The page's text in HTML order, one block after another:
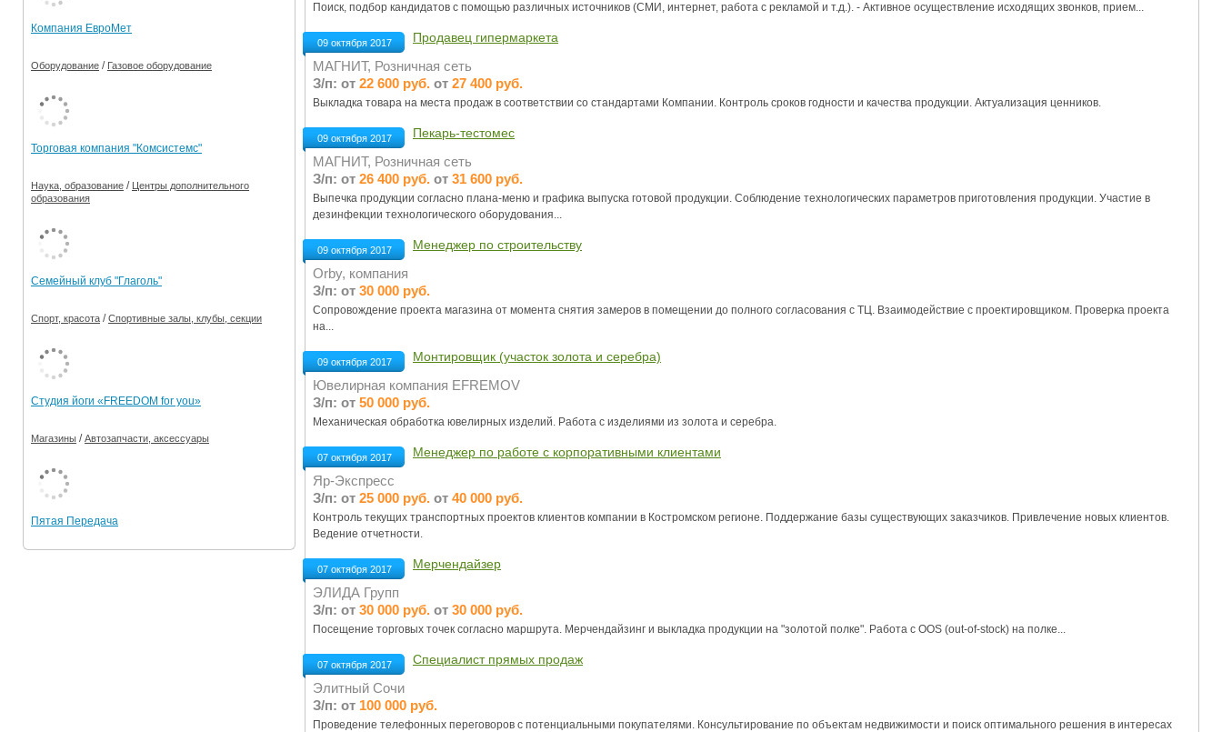
Поиск, подбор кандидатов с помощью различных источников (СМИ, интернет, работа с рекламой и т.д.). - Активное осуществление исходящих звонков, прием...
09 октября 2017 Продавец гипермаркета
МАГНИТ, Розничная сеть
З/п: от 22 600 руб. от 27 400 руб.
Выкладка товара на места продаж в соответствии со стандартами Компании. Контроль сроков годности и качества продукции. Актуализация ценников.
09 октября 2017 Пекарь-тестомес
МАГНИТ, Розничная сеть
З/п: от 26 400 руб. от 31 600 руб.
Выпечка продукции согласно плана-меню и графика выпуска готовой продукции. Соблюдение технологических параметров приготовления продукции. Участие в
дезинфекции технологического оборудования...
09 октября 2017 Менеджер по строительству
Orby, компания
З/п: от 30 000 руб.
Сопровождение проекта магазина от момента снятия замеров в помещении до полного согласования с ТЦ. Взаимодействие с проектировщиком. Проверка проекта
на...
09 октября 2017 Монтировщик (участок золота и серебра)
Ювелирная компания EFREMOV
З/п: от 50 000 руб.
Механическая обработка ювелирных изделий. Работа с изделиями из золота и серебра.
07 октября 2017 Менеджер по работе с корпоративными клиентами
Яр-Экспресс
З/п: от 25 000 руб. от 40 000 руб.
Контроль текущих транспортных проектов клиентов компании в Костромском регионе. Поддержание базы существующих заказчиков. Привлечение новых клиентов.
Ведение отчетности.
07 октября 2017 Мерчендайзер
ЭЛИДА Групп
З/п: от 30 000 руб. от 30 000 руб.
Посещение торговых точек согласно маршрута. Мерчендайзинг и выкладка продукции на "золотой полке". Работа с OOS (out-of-stock) на полке...
07 октября 2017 Специалист прямых продаж
Элитный Сочи
З/п: от 100 000 руб.
Проведение телефонных переговоров с потенциальными покупателями. Консультирование по объектам недвижимости и поиск оптимального решения в интересах
Компания ЕвроМет
Оборудование / Газовое оборудование
Торговая компания "Комсистемс"
Наука, образование / Центры дополнительного
образования
Семейный клуб "Глаголь"
Спорт, красота /Спортивные залы, клубы, секции
Студия йоги «FREEDOM for you»
Магазины /Автозапчасти, аксессуары
Пятая Передача